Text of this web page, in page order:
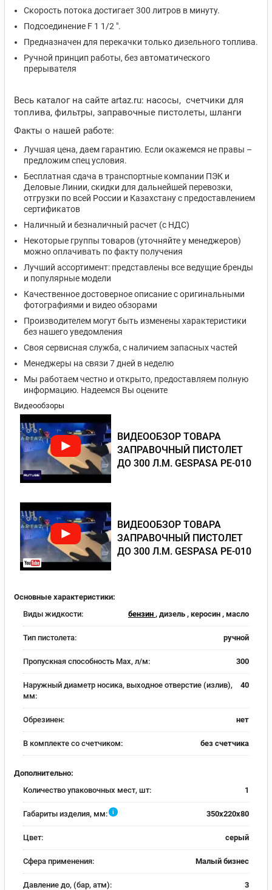
Скорость потока достигает 300 литров в минуту.
Подсоединение F 1 1/2 ".
Предназначен для перекачки только дизельного топлива.
Ручной принцип работы, без автоматического
прерывателя
Весь каталог на сайте artaz.ru: насосы, счетчики для
топлива, фильтры, заправочные пистолеты, шланги
Факты о нашей работе:
Лучшая цена, даем гарантию. Если окажемся не правы –
предложим спец условия.
Бесплатная сдача в транспортные компании ПЭК и
Деловые Линии, скидки для дальнейшей перевозки,
отгрузки по всей России и Казахстану с предоставлением
сертификатов
Наличный и безналичный расчет (с НДС)
Некоторые группы товаров (уточняйте у менеджеров)
можно оплачивать по факту получения
Лучший ассортимент: представлены все ведущие бренды
и популярные модели
Качественное достоверное описание с оригинальными
фотографиями и видео обзорами
Производителем могут быть изменены характеристики
без нашего уведомления
Своя сервисная служба, с наличием запасных частей
Менеджеры на связи 7 дней в неделю
Мы работаем честно и открыто, предоставляем полную
информацию. Надеемся Вы оцените
Видеообзоры
ВИДЕООБЗОР ТОВАРА
ЗАПРАВОЧНЫЙ ПИСТОЛЕТ
ДО 300 Л.М. GESPASA PE-010
ВИДЕООБЗОР ТОВАРА
ЗАПРАВОЧНЫЙ ПИСТОЛЕТ
ДО 300 Л.М. GESPASA PE-010
Основные характеристики:
Виды жидкости:
бензин , дизель , керосин , масло
Тип пистолета: ручной
Пропускная способность Max, л/м: 300
Наружный диаметр носика, выходное отверстие (излив),
мм:
40
Обрезинен: нет
В комплекте со счетчиком: без счетчика
Дополнительно:
Количество упаковочных мест, шт:
1
Габариты изделия, мм: i 350x220x80
Цвет: серый
Сфера применения: Малый бизнес
Давление до, (бар, атм): 3